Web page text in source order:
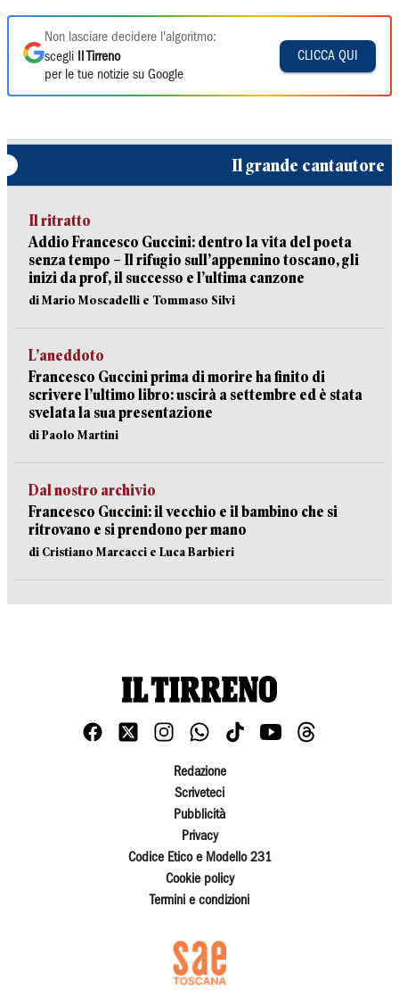
Non lasciare decidere l'algoritmo:
scegli
Il Tirreno
per le tue notizie su Google
CLICCA QUI
Il grande cantautore
Il ritratto
Addio Francesco Guccini: dentro la vita del poeta
senza tempo – Il rifugio sull’appennino toscano, gli
inizi da prof, il successo e l’ultima canzone
di Mario Moscadelli e Tommaso Silvi
L’aneddoto
Francesco Guccini prima di morire ha finito di
scrivere l’ultimo libro: uscirà a settembre ed è stata
svelata la sua presentazione
di Paolo Martini
Dal nostro archivio
Francesco Guccini: il vecchio e il bambino che si
ritrovano e si prendono per mano
di Cristiano Marcacci e Luca Barbieri
Redazione
Scriveteci
Pubblicità
Privacy
Codice Etico e Modello 231
Cookie policy
Termini e condizioni